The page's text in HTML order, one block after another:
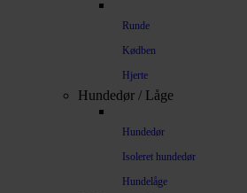
Runde
Kødben
Hjerte
Hundedør / Låge
Hundedør
Isoleret hundedør
Hundelåge